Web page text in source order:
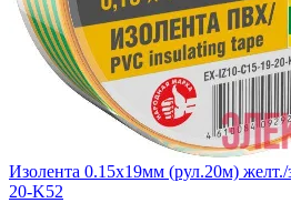
Изолента 0.15х19мм (рул.20м)
20-K52